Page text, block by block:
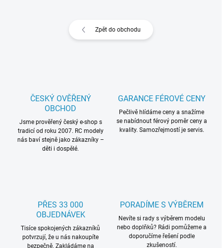
Zpět do obchodu
ČESKÝ OVĚŘENÝ
OBCHOD
Jsme prověřený český e-shop s
tradicí od roku 2007. RC modely
nás baví stejně jako zákazníky –
děti i dospělé.
GARANCE FÉROVÉ CENY
Pečlivě hlídáme ceny a snažíme
se nabídnout férový poměr ceny a
kvality. Samozřejmostí je servis.
PŘES 33 000
OBJEDNÁVEK
Tisíce spokojených zákazníků
potvrzují, že u nás nakoupíte
bezpečně. Zakládáme na
PORADÍME S VÝBĚREM
Nevíte si rady s výběrem modelu
nebo doplňků? Rádi pomůžeme a
doporučíme řešení podle
zkušeností.